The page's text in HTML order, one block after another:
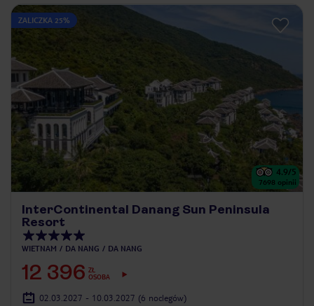
ZALICZKA 25%
4.9/5
7698 opinii
InterContinental Danang Sun Peninsula
Resort
WIETNAM DA NANG DA NANG
12 396 ZŁ
OSOBA
02.03.2027 - 10.03.2027 (6 noclegów)